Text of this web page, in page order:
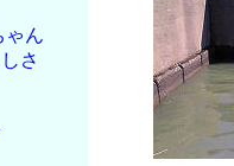
ゃん
さ